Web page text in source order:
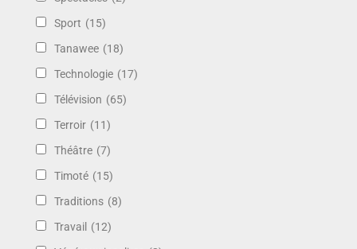
Sport (15)
Tanawee (18)
Technologie (17)
Télévision (65)
Terroir (11)
Théâtre (7)
Timoté (15)
Traditions (8)
Travail (12)